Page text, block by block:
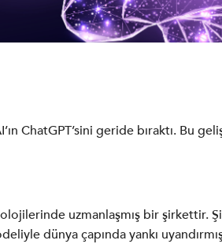
ChatGPT’sini geride bıraktı. Bu
uzmanlaşmış bir şirkettir.
dünya çapında yankı